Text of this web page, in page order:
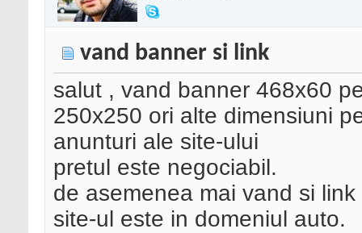
vand banner si link
salut , vand banner 468x60
250x250 ori alte dimensiuni
anunturi ale site-ului
pretul este negociabil.
de asemenea mai vand si
site-ul este in domeniul auto.